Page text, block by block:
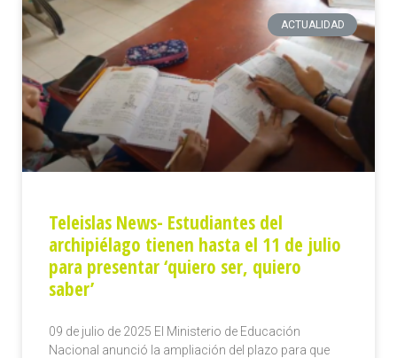
ACTUALIDAD
Teleislas News- Estudiantes del
archipiélago tienen hasta el 11 de julio
para presentar ‘quiero ser, quiero
saber’
09 de julio de 2025 El Ministerio de Educación
Nacional anunció la ampliación del plazo para que